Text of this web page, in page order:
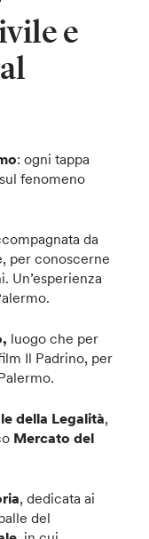
e
: ogni tappa
fenomeno
da
per conoscerne
Un’esperienza
luogo che per
Il Padrino, per
della Legalità,
Mercato del
, dedicata ai
del